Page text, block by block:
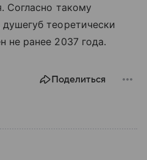
Согласно такому
теоретически
не ранее 2037 года.
Поделиться